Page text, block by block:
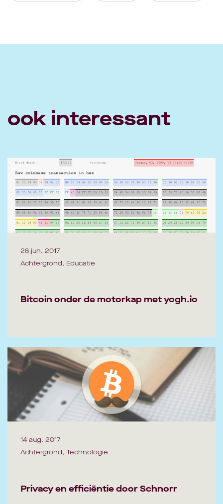
ook interessant
28 jun. 2017
Achtergrond, Educatie
Bitcoin onder de motorkap met yogh.io
14 aug. 2017
Achtergrond, Technologie
Privacy en efficiëntie door Schnorr